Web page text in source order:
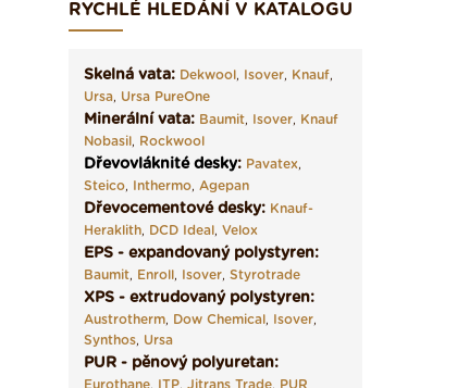
RYCHLÉ HLEDÁNÍ V KATALOGU
Skelná vata: Dekwool, Isover, Knauf,
Ursa, Ursa PureOne
Minerální vata: Baumit, Isover, Knauf
Nobasil, Rockwool
Dřevovláknité desky: Pavatex,
Steico, Inthermo, Agepan
Dřevocementové desky: Knauf-
Heraklith, DCD Ideal, Velox
EPS - expandovaný polystyren:
Baumit, Enroll, Isover, Styrotrade
XPS - extrudovaný polystyren:
Austrotherm, Dow Chemical, Isover,
Synthos, Ursa
PUR - pěnový polyuretan:
Eurothane, ITP, Jitrans Trade, PUR